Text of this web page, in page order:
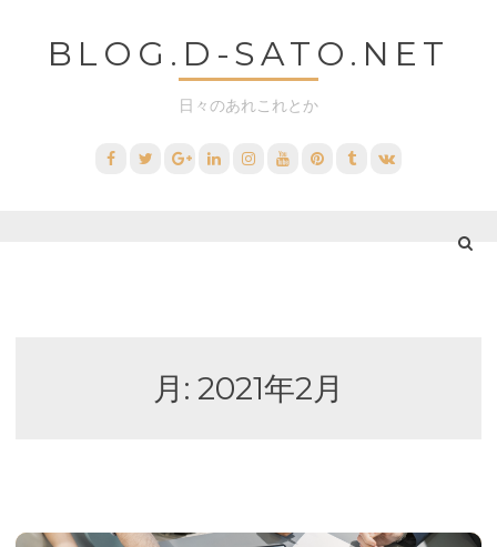
BLOG.D-SATO.NET
日々のあれこれとか
Facebook
TwitterGoogle+LinkedInInstagram
YouTubePinterestTumblrVK
月: 2021年2月